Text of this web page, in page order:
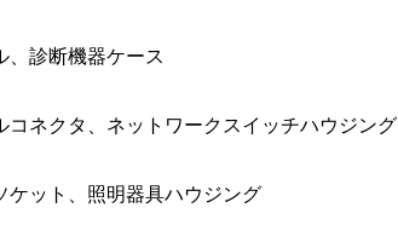
、診断機器ケース
ネクタ、ネットワークスイッチハウジング
ケット、照明器具ハウジング